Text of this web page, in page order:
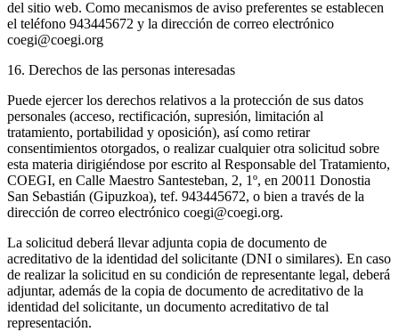
del sitio web. Como mecanismos de aviso preferentes se establecen
el teléfono 943445672 y la dirección de correo electrónico
coegi@coegi.org
16. Derechos de las personas interesadas
Puede ejercer los derechos relativos a la protección de sus datos
personales (acceso, rectificación, supresión, limitación al
tratamiento, portabilidad y oposición), así como retirar
consentimientos otorgados, o realizar cualquier otra solicitud sobre
esta materia dirigiéndose por escrito al Responsable del Tratamiento,
COEGI, en Calle Maestro Santesteban, 2, 1º, en 20011 Donostia
San Sebastián (Gipuzkoa), tef. 943445672, o bien a través de la
dirección de correo electrónico coegi@coegi.org.
La solicitud deberá llevar adjunta copia de documento de
acreditativo de la identidad del solicitante (DNI o similares). En caso
de realizar la solicitud en su condición de representante legal, deberá
adjuntar, además de la copia de documento de acreditativo de la
identidad del solicitante, un documento acreditativo de tal
representación.